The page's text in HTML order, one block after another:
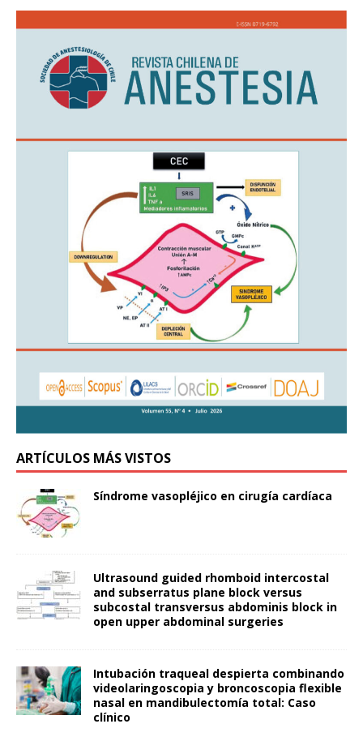
ARTÍCULOS MÁS VISTOS
Síndrome vasopléjico en cirugía cardíaca
Ultrasound guided rhomboid intercostal
and subserratus plane block versus
subcostal transversus abdominis block in
open upper abdominal surgeries
Intubación traqueal despierta combinando
videolaringoscopia y broncoscopia flexible
nasal en mandibulectomía total: Caso
clínico